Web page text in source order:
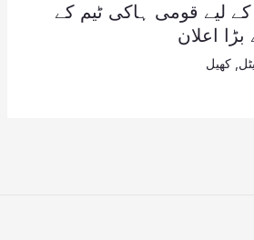
لیے قومی ہاکی ٹیم کے
بڑا اعلان
, کھیل